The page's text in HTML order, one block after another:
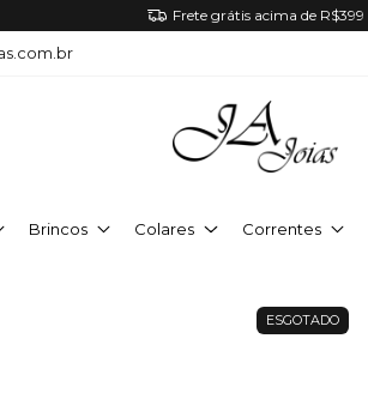
Frete grátis acima de R$399
Brincos Colares Correntes
ESGOTADO